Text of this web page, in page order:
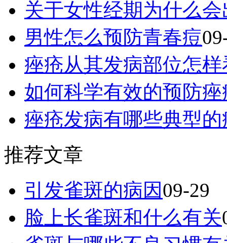
关于女性经期为什么
男性怎么预防青春痘
痤疮从其发病部位怎
如何科学有效的预防
痤疮发病有哪些典型
推荐文章
引发雀斑的病因09-29
脸上长雀斑和什么有关